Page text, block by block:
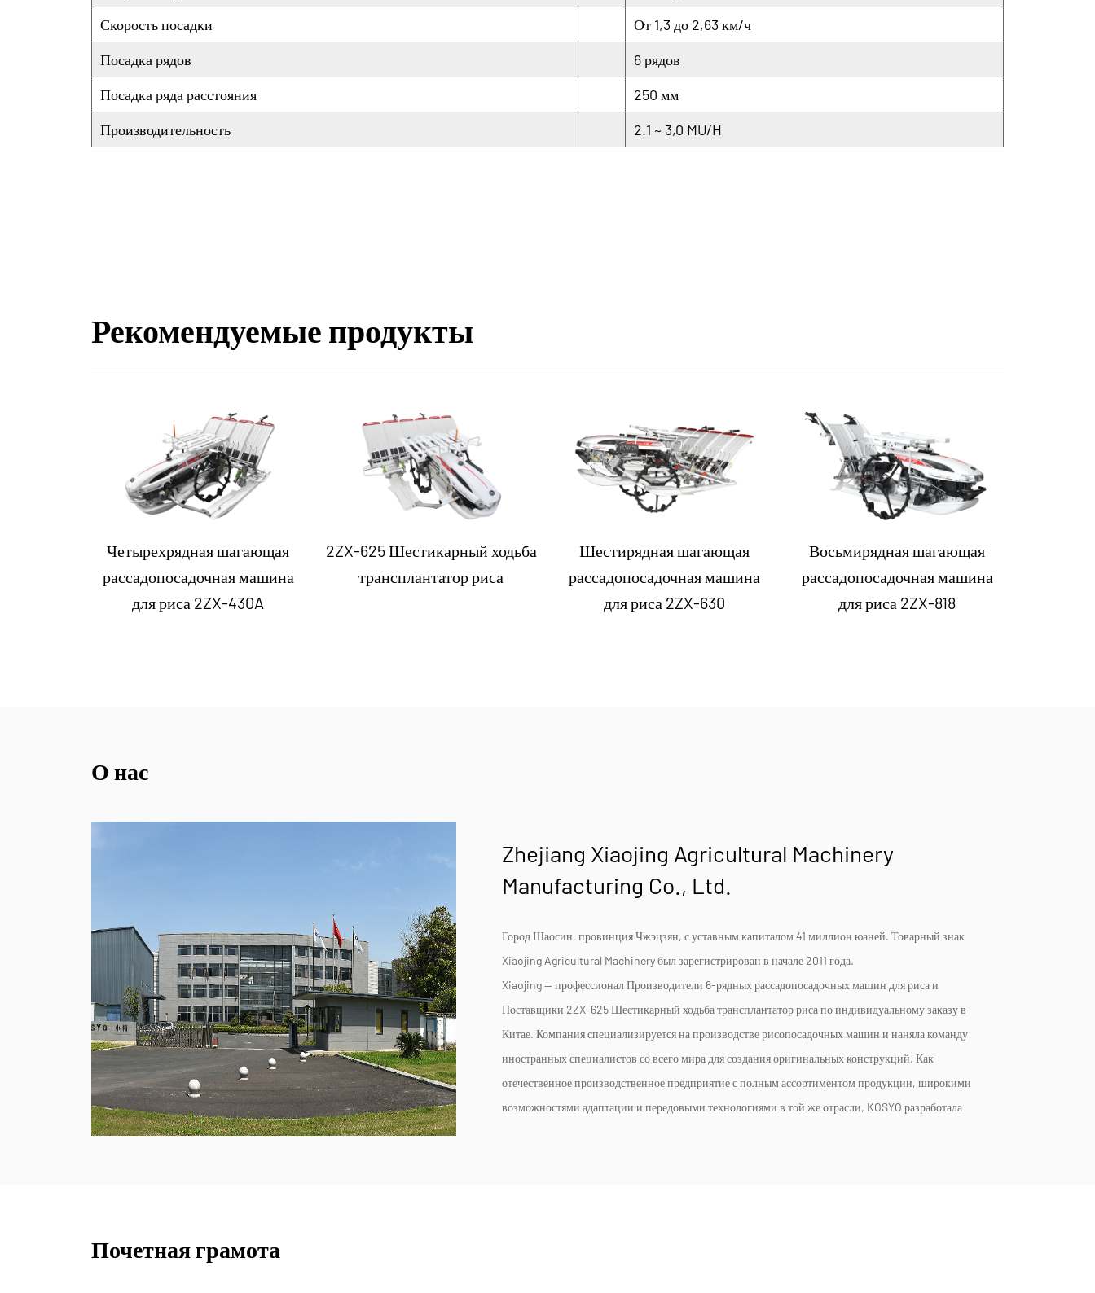
Скорость посадки
От 1,3 до 2,63 км/ч
Посадка рядов
6 рядов
Посадка ряда расстояния
250 мм
Производительность
2.1 ~ 3,0 MU/H
Рекомендуемые продукты
Четырехрядная шагающая
рассадопосадочная машина
для риса 2ZX-430A
2ZX-625 Шестикарный ходьба
трансплантатор риса
Шестирядная шагающая
рассадопосадочная машина
для риса 2ZX-630
Восьмирядная шагающая
рассадопосадочная машина
для риса 2ZX-818
О нас
Zhejiang Xiaojing Agricultural Machinery
Manufacturing Co., Ltd.
Город Шаосин, провинция Чжэцзян, с уставным капиталом 41 миллион юаней. Товарный знак
Xiaojing Agricultural Machinery был зарегистрирован в начале 2011 года.
Xiaojing — профессионалПроизводители 6-рядных рассадопосадочных машин для рисаи
Поставщики 2ZX-625 Шестикарный ходьба трансплантатор риса по индивидуальному заказув
Китае. Компания специализируется на производстве рисопосадочных машин и наняла команду
иностранных специалистов со всего мира для создания оригинальных конструкций. Как
отечественное производственное предприятие с полным ассортиментом продукции, широкими
возможностями адаптации и передовыми технологиями в той же отрасли, KOSYO разработала
Почетная грамота